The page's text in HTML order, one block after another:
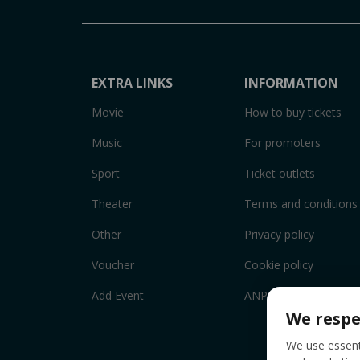
EXTRA LINKS
Movie
Music
Sport
Theater
Other
Voucher
Add Event
INFORMATION
How to buy tickets
For promoters
Ticket outlets
Terms and conditions
Privacy policy
Cookie policy
ANPC
We
We use